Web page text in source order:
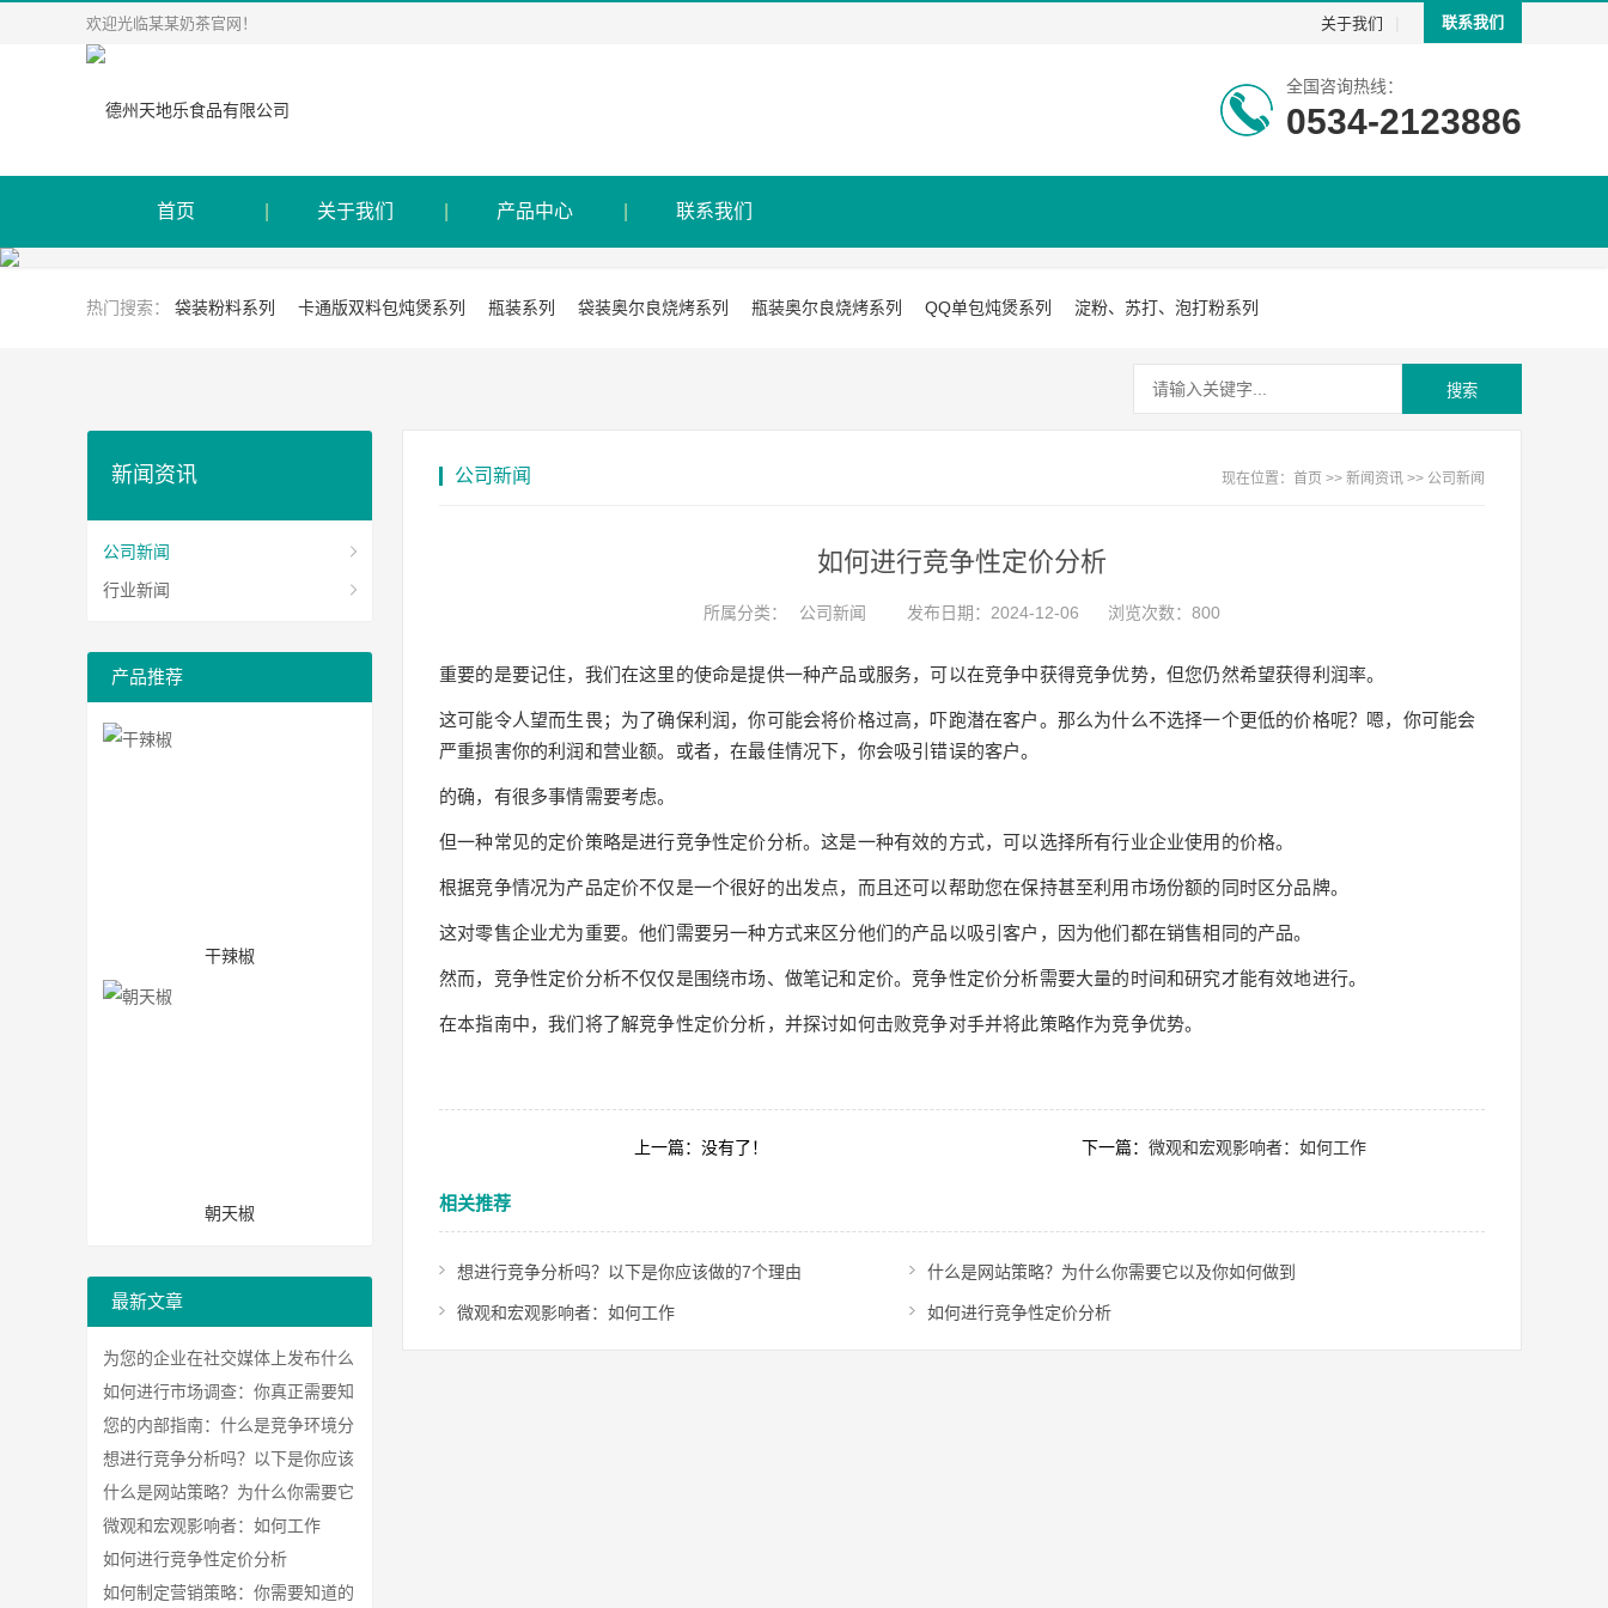
欢迎光临某某奶茶官网！ 关于我们 联系我们
全国咨询热线：
0534-2123886
首页 关于我们 产品中心 联系我们
热门搜索： 袋装粉料系列 卡通版双料包炖煲系列 瓶装系列 袋装奥尔良烧烤系列 瓶装奥尔良烧烤系列 QQ单包炖煲系列 淀粉、苏打、泡打粉系列
搜索
公司新闻 现在位置： 首页 >> 新闻资讯 >> 公司新闻
如何进行竞争性定价分析
所属分类： 公司新闻 发布日期：2024-12-06 浏览次数：800
重要的是要记住，我们在这里的使命是提供一种产品或服务，可以在竞争中获得竞争优势，但您仍然希望获得利润率。
这可能令人望而生畏；为了确保利润，你可能会将价格过高，吓跑潜在客户。那么为什么不选择一个更低的价格呢？嗯，你可能会
严重损害你的利润和营业额。或者，在最佳情况下，你会吸引错误的客户。
的确，有很多事情需要考虑。
但一种常见的定价策略是进行竞争性定价分析。这是一种有效的方式，可以选择所有行业企业使用的价格。
根据竞争情况为产品定价不仅是一个很好的出发点，而且还可以帮助您在保持甚至利用市场份额的同时区分品牌。
这对零售企业尤为重要。他们需要另一种方式来区分他们的产品以吸引客户，因为他们都在销售相同的产品。
然而，竞争性定价分析不仅仅是围绕市场、做笔记和定价。竞争性定价分析需要大量的时间和研究才能有效地进行。
在本指南中，我们将了解竞争性定价分析，并探讨如何击败竞争对手并将此策略作为竞争优势。
上一篇：没有了！ 下一篇： 微观和宏观影响者：如何工作
相关推荐
想进行竞争分析吗？以下是你应该做的7个理由 什么是网站策略？为什么你需要它以及你如何做到
微观和宏观影响者：如何工作 如何进行竞争性定价分析
新闻资讯
公司新闻
行业新闻
产品推荐
干辣椒
朝天椒
最新文章
为您的企业在社交媒体上发布什么
如何进行市场调查：你真正需要知
道的
您的内部指南：什么是竞争环境分
析？
想进行竞争分析吗？以下是你应该
做的7个理由
什么是网站策略？为什么你需要它
以及你如何做到
微观和宏观影响者：如何工作
如何进行竞争性定价分析
如何制定营销策略：你需要知道的